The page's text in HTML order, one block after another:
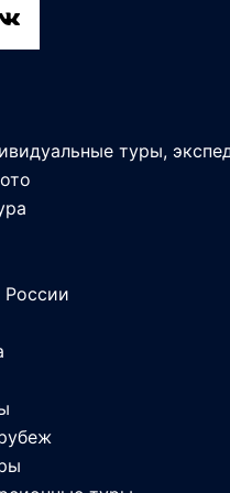
туры,